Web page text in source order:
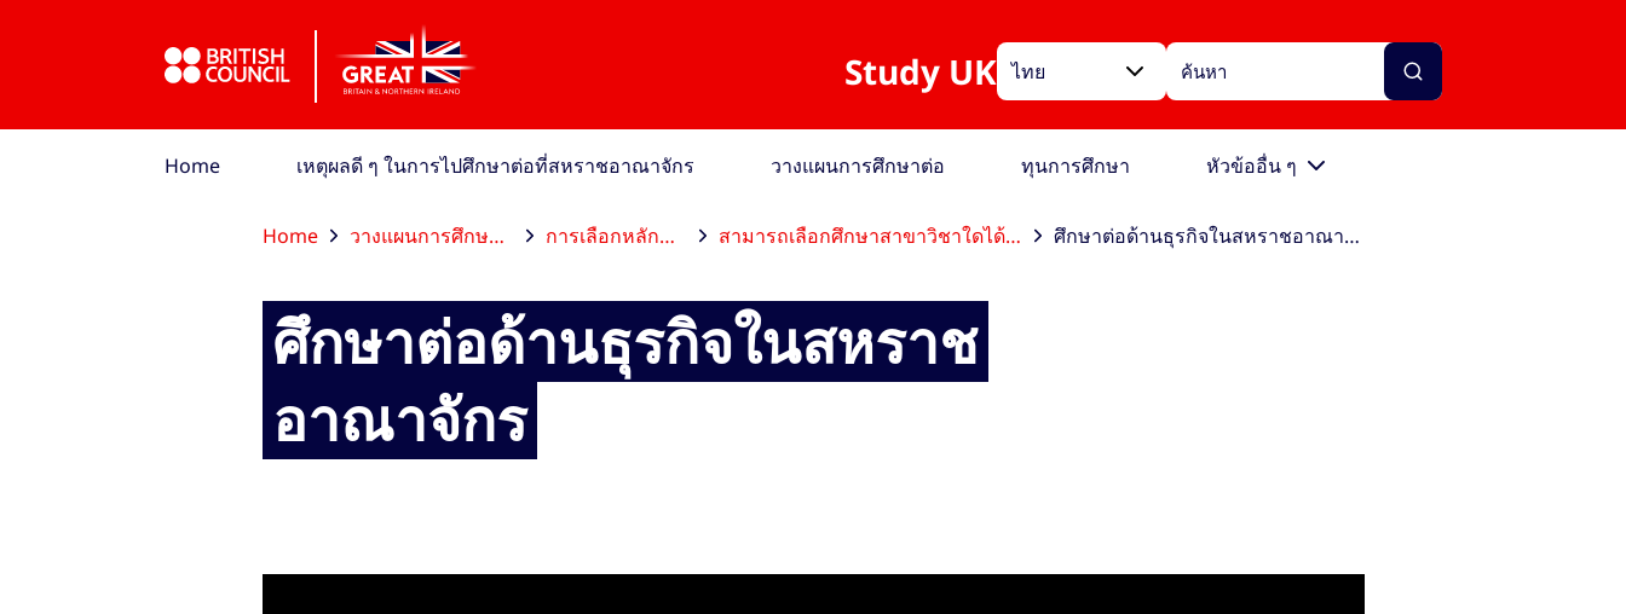
Study UK ไทย
Home เหตุผลดี ๆ ในการไปศึกษาต่อที่สหราชอาณาจักร วางแผนการศึกษาต่อ ทุนการศึกษา หัวข้ออื่น ๆ
Home วางแผนการศึกษาต่อ การเลือกหลักสูตร สามารถเลือกศึกษาสาขาวิชาใดได้บ้าง ศึกษาต่อด้านธุรกิจในสหราชอาณาจักร
ศึกษาต่อด้านธุรกิจในสหราช
อาณาจักร